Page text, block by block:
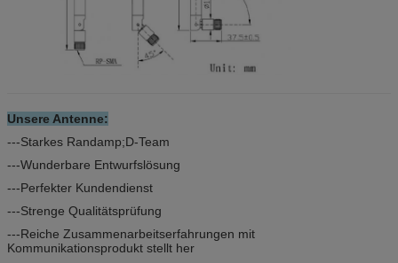
Unsere Antenne:
---Starkes Randamp;D-Team
---Wunderbare Entwurfslösung
---Perfekter Kundendienst
---Strenge Qualitätsprüfung
---Reiche Zusammenarbeitserfahrungen mit
Kommunikationsprodukt stellt her